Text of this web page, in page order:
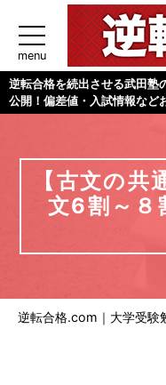
menu
逆転合格を続出させる武田塾
公開！偏差値・入試情報など
【古文の共
文6割～８
逆転合格.com｜大学受験